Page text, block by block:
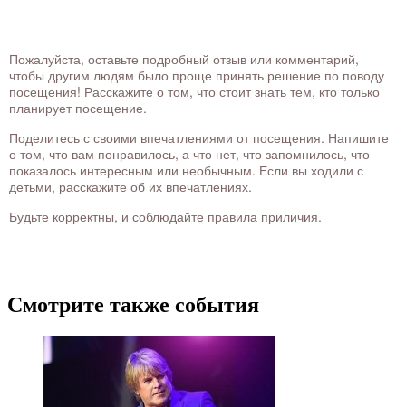
Пожалуйста, оставьте подробный отзыв или комментарий,
чтобы другим людям было проще принять решение по поводу
посещения! Расскажите о том, что стоит знать тем, кто только
планирует посещение.
Поделитесь с своими впечатлениями от посещения. Напишите
о том, что вам понравилось, а что нет, что запомнилось, что
показалось интересным или необычным. Если вы ходили с
детьми, расскажите об их впечатлениях.
Будьте корректны, и соблюдайте правила приличия.
Смотрите также события